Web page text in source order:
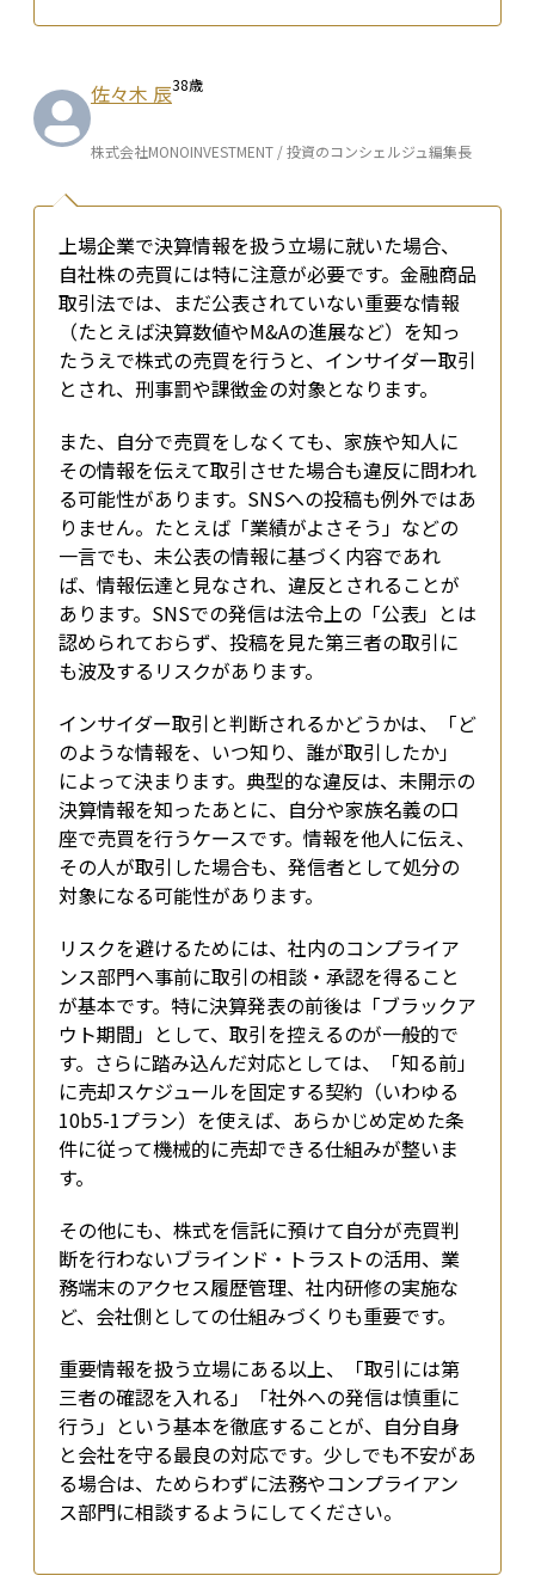
佐々木 辰38歳
株式会社MONOINVESTMENT / 投資のコンシェルジュ編集長
上場企業で決算情報を扱う立場に就いた場合、
自社株の売買には特に注意が必要です。金融商品
取引法では、まだ公表されていない重要な情報
（たとえば決算数値やM&Aの進展など）を知っ
たうえで株式の売買を行うと、インサイダー取引
とされ、刑事罰や課徴金の対象となります。
また、自分で売買をしなくても、家族や知人に
その情報を伝えて取引させた場合も違反に問われ
る可能性があります。SNSへの投稿も例外ではあ
りません。たとえば「業績がよさそう」などの
一言でも、未公表の情報に基づく内容であれ
ば、情報伝達と見なされ、違反とされることが
あります。SNSでの発信は法令上の「公表」とは
認められておらず、投稿を見た第三者の取引に
も波及するリスクがあります。
インサイダー取引と判断されるかどうかは、「ど
のような情報を、いつ知り、誰が取引したか」
によって決まります。典型的な違反は、未開示の
決算情報を知ったあとに、自分や家族名義の口
座で売買を行うケースです。情報を他人に伝え、
その人が取引した場合も、発信者として処分の
対象になる可能性があります。
リスクを避けるためには、社内のコンプライア
ンス部門へ事前に取引の相談・承認を得ること
が基本です。特に決算発表の前後は「ブラックア
ウト期間」として、取引を控えるのが一般的で
す。さらに踏み込んだ対応としては、「知る前」
に売却スケジュールを固定する契約（いわゆる
10b5-1プラン）を使えば、あらかじめ定めた条
件に従って機械的に売却できる仕組みが整いま
す。
その他にも、株式を信託に預けて自分が売買判
断を行わないブラインド・トラストの活用、業
務端末のアクセス履歴管理、社内研修の実施な
ど、会社側としての仕組みづくりも重要です。
重要情報を扱う立場にある以上、「取引には第
三者の確認を入れる」「社外への発信は慎重に
行う」という基本を徹底することが、自分自身
と会社を守る最良の対応です。少しでも不安があ
る場合は、ためらわずに法務やコンプライアン
ス部門に相談するようにしてください。